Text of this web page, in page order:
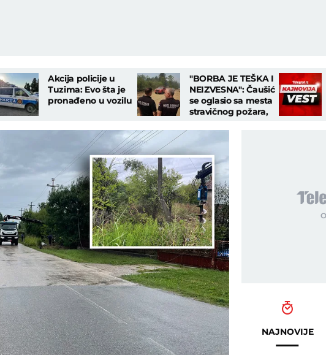
Akcija policije u
Tuzima: Evo šta je
pronađeno u vozilu
"BORBA JE TEŠKA I
NEIZVESNA": Čaušić
se oglasio sa mesta
stravičnog požara,
vatru!
NAJNOVIJE